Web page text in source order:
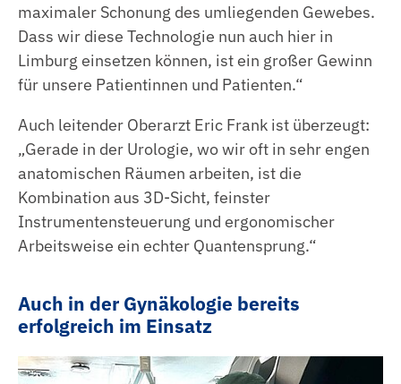
maximaler Schonung des umliegenden Gewebes.
Dass wir diese Technologie nun auch hier in
Limburg einsetzen können, ist ein großer Gewinn
für unsere Patientinnen und Patienten.“
Auch leitender Oberarzt Eric Frank ist überzeugt:
„Gerade in der Urologie, wo wir oft in sehr engen
anatomischen Räumen arbeiten, ist die
Kombination aus 3D-Sicht, feinster
Instrumentensteuerung und ergonomischer
Arbeitsweise ein echter Quantensprung.“
Auch in der Gynäkologie bereits
erfolgreich im Einsatz